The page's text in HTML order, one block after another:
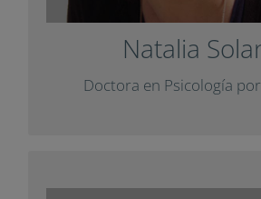
Natalia
Doctora en Psicología por